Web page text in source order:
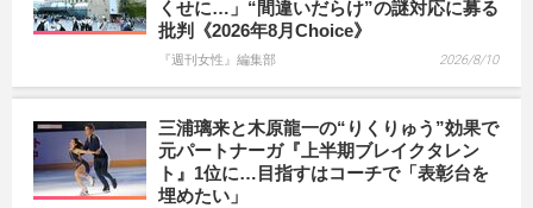
くせに…」“間違いだらけ”の謎対応に募る
批判《2026年8月Choice》
『週刊女性』編集部 2026/8/10
三浦璃来と木原龍一の“りくりゅう”効果で
元パートナーガ『上半期ブレイクタレン
ト』1位に…目指すはコーチで「表彰台を
埋めたい」